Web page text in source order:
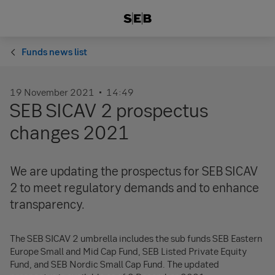
Funds news list
19 November 2021 14:49
SEB SICAV 2 prospectus
changes 2021
We are updating the prospectus for SEB SICAV
2 to meet regulatory demands and to enhance
transparency.
The SEB SICAV 2 umbrella includes the sub funds SEB Eastern
Europe Small and Mid Cap Fund, SEB Listed Private Equity
Fund, and SEB Nordic Small Cap Fund. The updated